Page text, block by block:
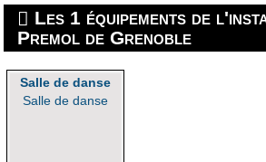
Les 1 équipements de
Premol de Grenoble
Salle de danse
Salle de danse